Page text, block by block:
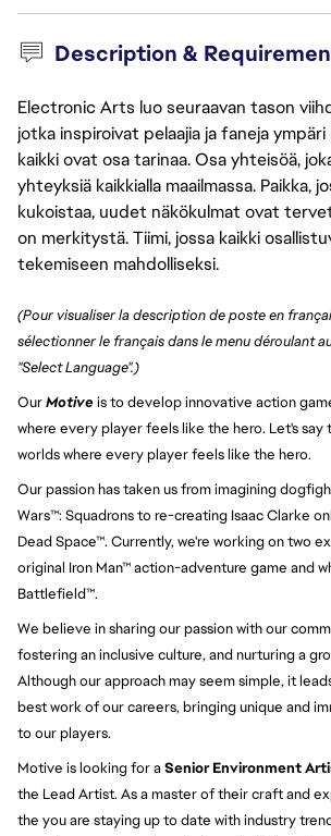
Description &
Electronic Arts luo seuraavan tason
jotka inspiroivat pelaajia ja faneja ympäri
kaikki ovat osa tarinaa. Osa yhteisöä,
yhteyksiä kaikkialla maailmassa. Paikka,
kukoistaa, uudet näkökulmat ovat
on merkitystä. Tiimi, jossa kaikki
tekemiseen mahdolliseksi.
(Pour visualiser la description de poste en
sélectionner le français dans le menu déroulant
"Select Language".)
OurMotiveis to develop innovative action
where every player feels like the hero. Let's say
worlds where every player feels like the hero.
Our passion has taken us from imagining
Wars™: Squadrons to re-creating Isaac Clarke
Dead Space™. Currently, we're working on two
original Iron Man™ action-adventure game and
Battlefield™.
We believe in sharing our passion with our
fostering an inclusive culture, and nurturing a
Although our approach may seem simple, it
best work of our careers, bringing unique and
to our players.
Motive is looking for aSenior Environment
the Lead Artist. As a master of their craft and
the you are staying up to date with industry